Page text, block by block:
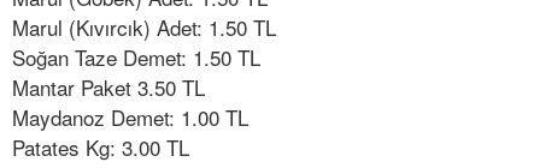
Marul (Kıvırcık) Adet: 1.50 TL
Soğan Taze Demet: 1.50 TL
Mantar Paket 3.50 TL
Maydanoz Demet: 1.00 TL
Patates Kg: 3.00 TL